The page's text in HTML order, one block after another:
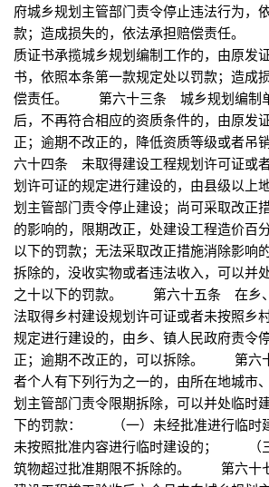
府城乡规划主管部门责令停止违法行为，
款；造成损失的，依法承担赔偿责任。
质证书承揽城乡规划编制工作的，由原发
书，依照本条第一款规定处以罚款；造成
偿责任。 第六十三条 城乡规划编制
后，不再符合相应的资质条件的，由原发
正；逾期不改正的，降低资质等级或者
六十四条 未取得建设工程规划许可证或
划许可证的规定进行建设的，由县级以上
划主管部门责令停止建设；尚可采取改正
的影响的，限期改正，处建设工程造价百
以下的罚款；无法采取改正措施消除影响
拆除的，没收实物或者违法收入，可以并
之十以下的罚款。 第六十五条 在乡
法取得乡村建设规划许可证或者未按照乡
规定进行建设的，由乡、镇人民政府责令
正；逾期不改正的，可以拆除。 第六
者个人有下列行为之一的，由所在地城市
划主管部门责令限期拆除，可以并处临时
下的罚款： （一）未经批准进行临
未按照批准内容进行临时建设的； （
筑物超过批准期限不拆除的。 第六十